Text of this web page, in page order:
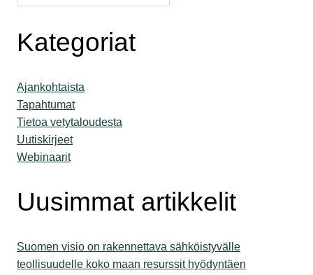
Kategoriat
Ajankohtaista
Tapahtumat
Tietoa vetytaloudesta
Uutiskirjeet
Webinaarit
Uusimmat artikkelit
Suomen visio on rakennettava sähköistyvälle
teollisuudelle koko maan resurssit hyödyntäen